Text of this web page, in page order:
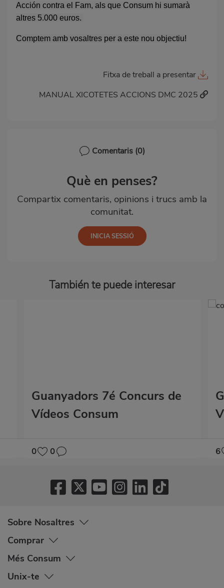
Acción contra el Fam, als que Consum hi sumarà
altres 5.000 euros.
Comptem amb vosaltres per a este nou objectiu!
Fitxa de treball a presentar
MANUAL XICOTETES ACCIONS DMC 2025
Comentaris (0)
Què en penses?
Compartix comentaris, opinions i trucs amb la
comunitat.
También te puede interesar
Guanyadors 7é Concurs de
Vídeos Consum
0 0 6
Sobre Nosaltres
Comprar
Més Consum
Unix-te